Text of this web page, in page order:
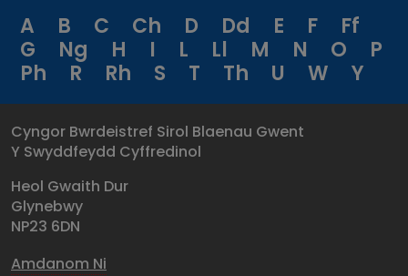
A
B C Ch D Dd E F
Ff
G
Ng H I L Ll M N O
P
Ph
R Rh S T Th U W Y
Cyngor Bwrdeistref Sirol Blaenau Gwent
Y Swyddfeydd Cyffredinol
Heol Gwaith Dur
Glynebwy
NP23 6DN
Amdanom Ni